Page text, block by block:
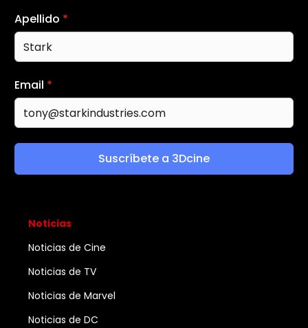
Apellido *
Email *
Suscríbete a 3Dcine
Noticias
Noticias de Cine
Noticias de TV
Noticias de Marvel
Noticias de DC